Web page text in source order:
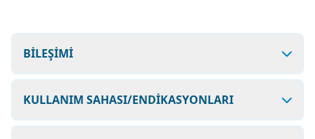
BİLEŞİMİ
KULLANIM SAHASI/ENDİKASYONLARI